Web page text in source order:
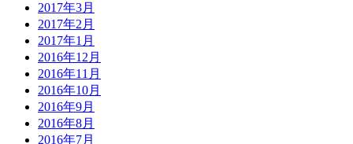
2017年3月
2017年2月
2017年1月
2016年12月
2016年11月
2016年10月
2016年9月
2016年8月
2016年7月